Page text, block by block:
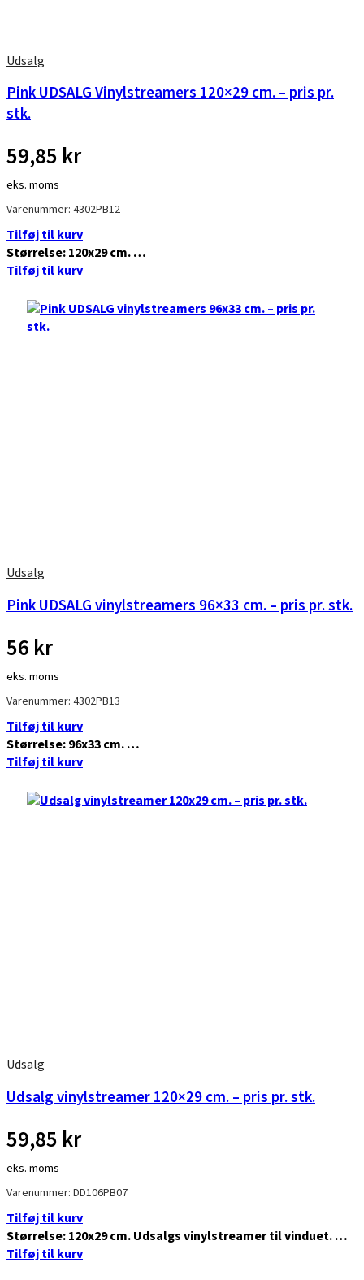
Udsalg
Pink UDSALG Vinylstreamers 120×29 cm. – pris pr.
stk.
59,85 kr
eks. moms
Varenummer: 4302PB12
Tilføj til kurv
Størrelse: 120x29 cm. …
Tilføj til kurv
Udsalg
Pink UDSALG vinylstreamers 96×33 cm. – pris pr. stk.
56 kr
eks. moms
Varenummer: 4302PB13
Tilføj til kurv
Størrelse: 96x33 cm. …
Tilføj til kurv
Udsalg
Udsalg vinylstreamer 120×29 cm. – pris pr. stk.
59,85 kr
eks. moms
Varenummer: DD106PB07
Tilføj til kurv
Størrelse: 120x29 cm. Udsalgs vinylstreamer til vinduet. …
Tilføj til kurv